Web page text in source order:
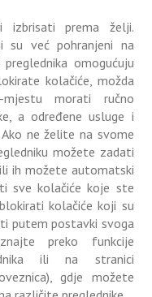
izbrisati prema želji.
su već pohranjeni na
omogućuju
kolačiće, možda
morati ručno
a određene usluge i
ne želite na svome
možete zadati
ih možete automatski
sve kolačiće koje ste
kolačiće koji su
putem postavki svoga
preko funkcije
ili na stranici
gdje možete